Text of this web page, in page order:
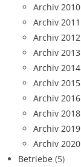
Archiv 2010
Archiv 2011
Archiv 2012
Archiv 2013
Archiv 2014
Archiv 2015
Archiv 2016
Archiv 2018
Archiv 2019
Archiv 2020
Betriebe (5)